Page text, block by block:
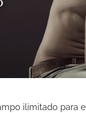
ilimitado para